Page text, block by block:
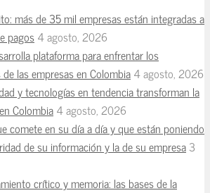
más de 35 mil empresas están integradas a
pagos4 agosto, 2026
plataforma para enfrentar los
las empresas en Colombia4 agosto, 2026
y tecnologías en tendencia transforman la
Colombia4 agosto, 2026
comete en su día a día y que están poniendo
de su información y la de su empresa3
crítico y memoria: las bases de la